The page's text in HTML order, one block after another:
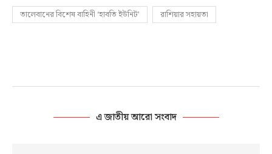
তালেবানের বিশেষ বাহিনী ‘হাবতি ইউনিট’ রাশিয়ার সহায়তা
এ জাতীয় আরো সংবাদ